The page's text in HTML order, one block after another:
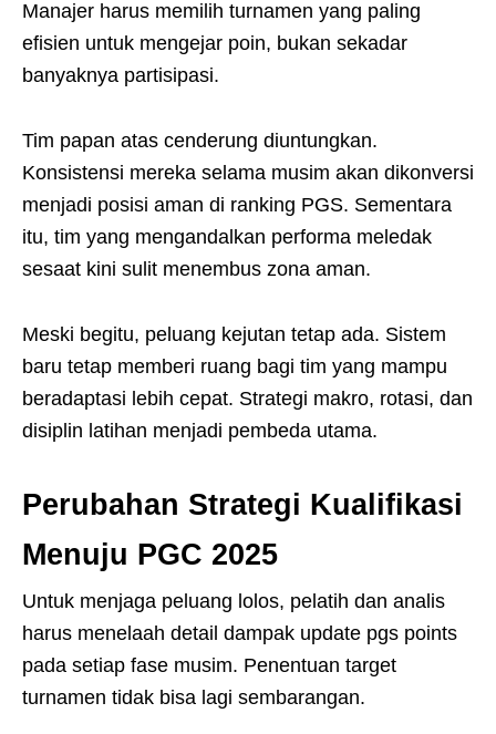
Manajer harus memilih turnamen yang paling
efisien untuk mengejar poin, bukan sekadar
banyaknya partisipasi.
Tim papan atas cenderung diuntungkan.
Konsistensi mereka selama musim akan dikonversi
menjadi posisi aman di ranking PGS. Sementara
itu, tim yang mengandalkan performa meledak
sesaat kini sulit menembus zona aman.
Meski begitu, peluang kejutan tetap ada. Sistem
baru tetap memberi ruang bagi tim yang mampu
beradaptasi lebih cepat. Strategi makro, rotasi, dan
disiplin latihan menjadi pembeda utama.
Perubahan Strategi Kualifikasi
Menuju PGC 2025
Untuk menjaga peluang lolos, pelatih dan analis
harus menelaah detail dampak update pgs points
pada setiap fase musim. Penentuan target
turnamen tidak bisa lagi sembarangan.